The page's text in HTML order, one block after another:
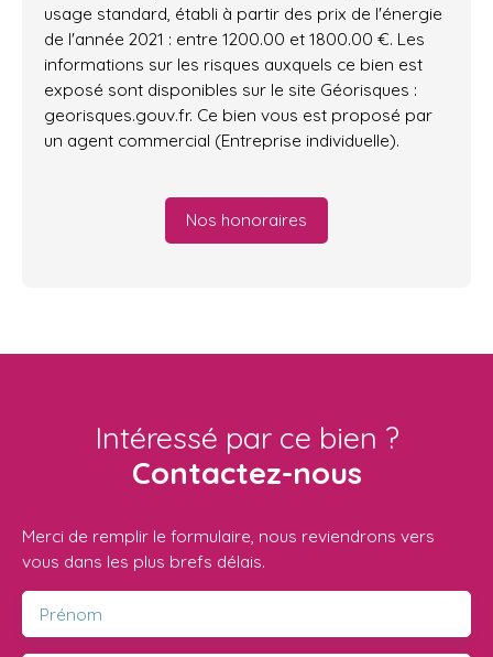
usage standard, établi à partir des prix de l'énergie
de l'année 2021 : entre 1200.00 et 1800.00 €. Les
informations sur les risques auxquels ce bien est
exposé sont disponibles sur le site Géorisques :
georisques.gouv.fr. Ce bien vous est proposé par
un agent commercial (Entreprise individuelle).
Nos honoraires
Intéressé par ce bien ?
Contactez-nous
Merci de remplir le formulaire, nous reviendrons vers
vous dans les plus brefs délais.
Prénom